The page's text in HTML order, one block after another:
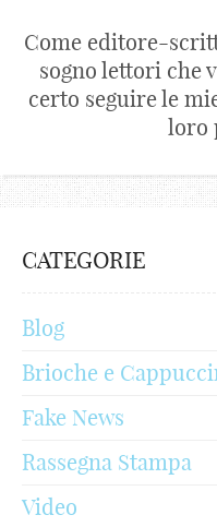
Come editore-
sogno lettori che
certo seguire le
loro
CATEGORIE
Blog
Brioche e
Fake News
Rassegna Stampa
Video